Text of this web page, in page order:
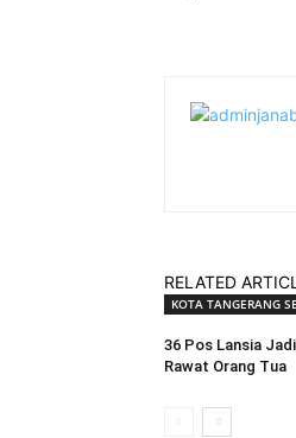
RELATED
KOTA TANGERANG
36 Pos Lansia
Rawat Orang Tua